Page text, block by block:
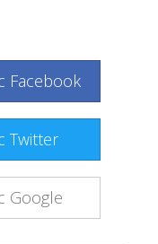
Facebook
Twitter
Google